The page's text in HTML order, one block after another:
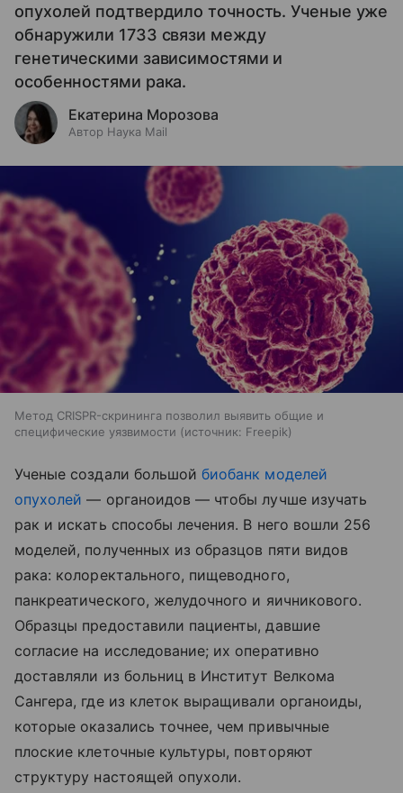
опухолей подтвердило точность. Ученые уже
обнаружили 1733 связи между
генетическими зависимостями и
особенностями рака.
Екатерина Морозова
Автор Наука Mail
Метод CRISPR-скрининга позволил выявить общие и
специфические уязвимости
источник: Freepik
Ученые создали большойбиобанк моделей
опухолей — органоидов — чтобы лучше изучать
рак и искать способы лечения. В него вошли 256
моделей, полученных из образцов пяти видов
рака: колоректального, пищеводного,
панкреатического, желудочного и яичникового.
Образцы предоставили пациенты, давшие
согласие на исследование; их оперативно
доставляли из больниц в Институт Велкома
Сангера, где из клеток выращивали органоиды,
которые оказались точнее, чем привычные
плоские клеточные культуры, повторяют
структуру настоящей опухоли.